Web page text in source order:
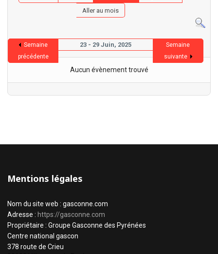
Aller au mois
Semaine
précédente
23 - 29 Juin, 2025
Semaine
suivante
Aucun évènement trouvé
Mentions légales
Nom du site web : gasconne.com
Adresse : https://gasconne.com
Propriétaire : Groupe Gasconne des Pyrénées
Centre national gascon
378 route de Crieu